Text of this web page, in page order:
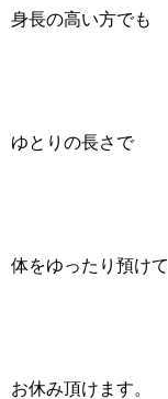
身長の高い方でも
ゆとりの長さで
体をゆったり預けて
お休み頂けます。